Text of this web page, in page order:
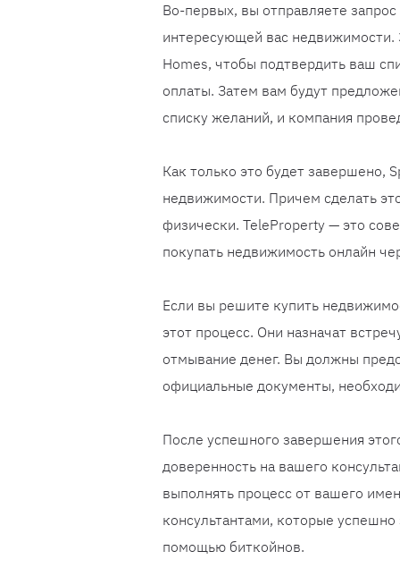
Во-первых, вы отправляете
интересующей вас недвижимости.
Homes, чтобы подтвердить ваш
оплаты. Затем вам будут
списку желаний, и компания
Как только это будет завершено,
недвижимости. Причем сделать
физически. TeleProperty — это
покупать недвижимость онлайн
Если вы решите купить
этот процесс. Они назначат
отмывание денег. Вы должны
официальные документы,
После успешного завершения
доверенность на вашего
выполнять процесс от вашего
консультантами, которые
помощью биткойнов.